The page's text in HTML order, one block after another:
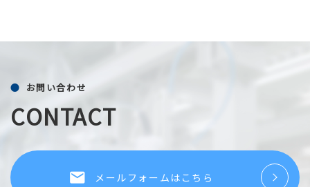
CONTACT
お問い合わせ
local_post_office メールフォームはこちら